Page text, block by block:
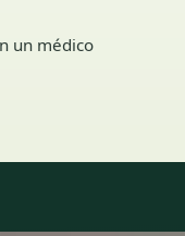
un médico